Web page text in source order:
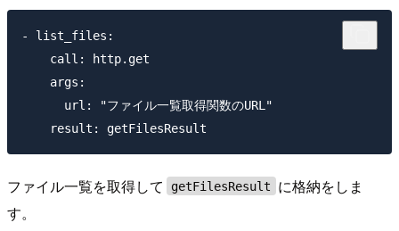
- list_files:
    call: http.get
    args:
      url: "ファイル一覧取得関数のURL"
ファイル一覧を取得して getFilesResult
に格納をしま
す。